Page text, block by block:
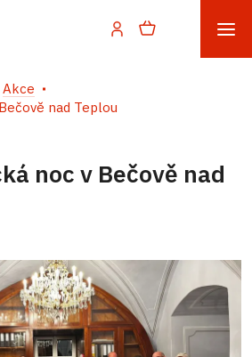
Akce
nad Teplou
noc v Bečově nad